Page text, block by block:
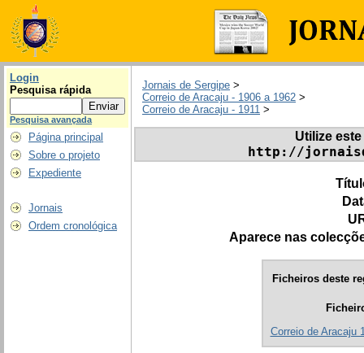
Login
Pesquisa rápida
Pesquisa avançada
Página principal
Sobre o projeto
Expediente
Jornais
Ordem cronológica
Jornais de Sergipe >
Correio de Aracaju - 1906 a 1962 >
Correio de Aracaju - 1911 >
Utilize
http://
Aparece nas
Ficheiros deste
Correio de Aracaju